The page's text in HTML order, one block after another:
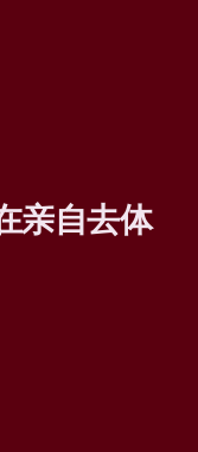
亲自去体